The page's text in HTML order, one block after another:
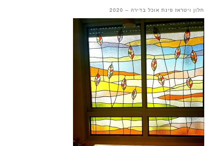
חלון ויטראז פינת אוכל בדירה – 2020